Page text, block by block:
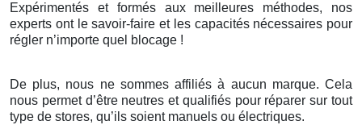
Expérimentés et formés aux meilleures méthodes, nos
experts ont le savoir-faire et les capacités nécessaires pour
régler n’importe quel blocage !
De plus, nous ne sommes affiliés à aucun marque. Cela
nous permet d’être neutres et qualifiés pour réparer sur tout
type de stores, qu’ils soient manuels ou électriques.